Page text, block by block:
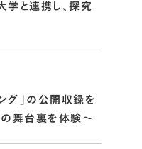
と連携し、探究
グ」の公開収録を
舞台裏を体験～